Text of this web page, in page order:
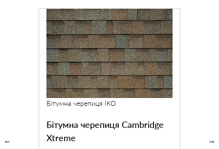
Бітумна черепиця IKO
Бітумна черепиця Cambridge
Xtreme